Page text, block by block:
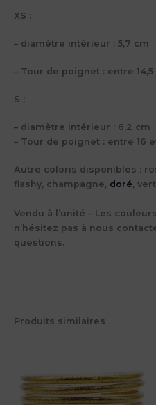
XS :
– diamètre intérieur : 5,7 cm
– Tour de poignet : entre 14,5
S :
– diamètre intérieur : 6,2 cm
– Tour de poignet : entre 16
Autre coloris disponibles :
flashy, champagne, doré,
Vendu à l’unité – Les
n’hésitez pas à nous
questions.
Produits similaires